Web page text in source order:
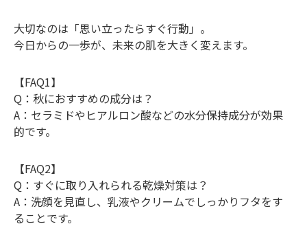
大切なのは「思い立ったらすぐ行動」。
今日からの一歩が、未来の肌を大きく変えます。
【FAQ1】
Q：秋におすすめの成分は？
A：セラミドやヒアルロン酸などの水分保持成分が効果
的です。
【FAQ2】
Q：すぐに取り入れられる乾燥対策は？
A：洗顔を見直し、乳液やクリームでしっかりフタをす
ることです。